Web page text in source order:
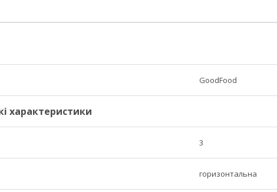
GoodFood
характеристики
3
горизонтальна